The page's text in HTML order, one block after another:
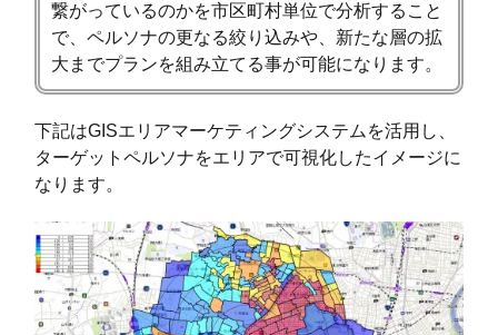
繋がっているのかを市区町村単位で分析すること
で、ペルソナの更なる絞り込みや、新たな層の拡
大までプランを組み立てる事が可能になります。
下記はGISエリアマーケティングシステムを活用し、
ターゲットペルソナをエリアで可視化したイメージに
なります。